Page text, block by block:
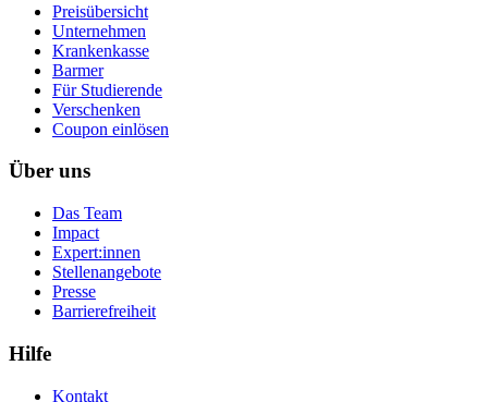
Preisübersicht
Unternehmen
Krankenkasse
Barmer
Für Studierende
Ver­schen­ken
Coupon einlösen
Über uns
Das Team
Impact
Expert:innen
Stellenangebote
Presse
Barrierefreiheit
Hilfe
Kontakt